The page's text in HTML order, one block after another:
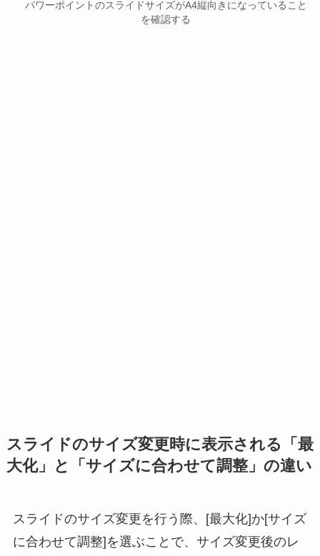
パワーポイントのスライドサイズがA4縦向きになっていること
を確認する
スライドのサイズ変更時に表示される「最
大化」と「サイズに合わせて調整」の違い
スライドのサイズ変更を行う際、[最大化]か[サイズ
に合わせて調整]を選ぶことで、サイズ変更後のレ